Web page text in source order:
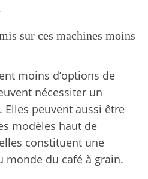
sur ces machines moins
moins d’options de
nécessiter un
peuvent aussi être
modèles haut de
constituent une
du café à grain.